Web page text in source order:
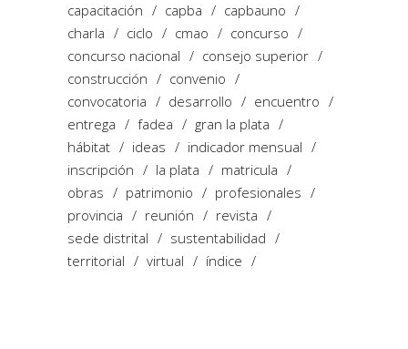
capacitación
capba
capbauno
charla
ciclo cmao
concurso
concurso nacional
consejo superior
construcción
convenio
convocatoria
desarrollo
encuentro
entrega
fadea
gran la plata
hábitat
ideas
indicador mensual
inscripción
la plata
matricula
obras
patrimonio
profesionales
provincia
reunión
revista
sede distrital
sustentabilidad
territorial
virtual índice